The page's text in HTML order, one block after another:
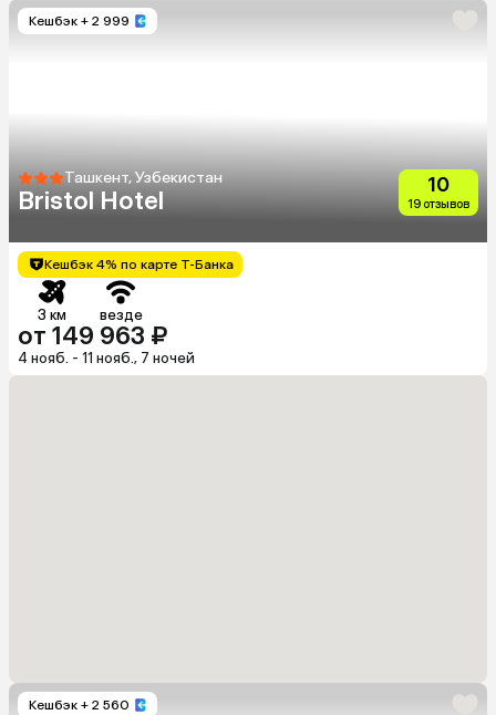
Кешбэк + 2 999
Ташкент, Узбекистан
Bristol Hotel
10
19 отзывов
Кешбэк 4% по карте Т-Банка
3 км везде
от 149 963 ₽
4 нояб. - 11 нояб., 7 ночей
Кешбэк + 2 560